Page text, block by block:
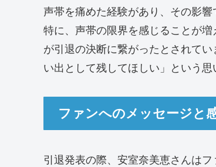
声帯を痛めた経験があり、その影
特に、声帯の限界を感じることが
が引退の決断に繋がったとされて
い出として残してほしい」という思
ファンへのメッセージと
引退発表の際、安室奈美恵さんは